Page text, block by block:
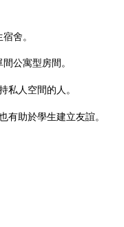
舍。
公寓型房間。
私人空間的人。
有助於學生建立友誼。